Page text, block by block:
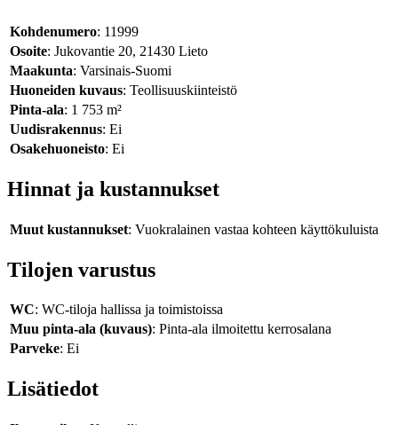
Kohdenumero: 11999
Osoite: Jukovantie 20, 21430 Lieto
Maakunta: Varsinais-Suomi
Huoneiden kuvaus: Teollisuuskiinteistö
Pinta-ala: 1 753 m²
Uudisrakennus: Ei
Osakehuoneisto: Ei
Hinnat ja kustannukset
Muut kustannukset: Vuokralainen vastaa kohteen käyttökuluista
Tilojen varustus
WC: WC-tiloja hallissa ja toimistoissa
Muu pinta-ala (kuvaus): Pinta-ala ilmoitettu kerrosalana
Parveke: Ei
Lisätiedot